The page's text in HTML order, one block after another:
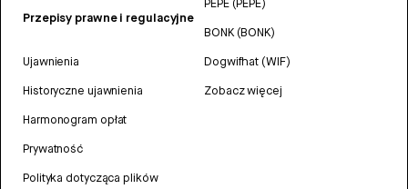
Przepisy prawne i regulacyjne
Ujawnienia
Historyczne ujawnienia
Harmonogram opłat
Prywatność
Polityka dotycząca plików
PEPE (PEPE)
BONK (BONK)
Dogwifhat (WIF)
Zobacz więcej